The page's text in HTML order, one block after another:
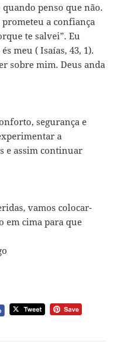
penso que não.
prometeu a confiança
te salvei”. Eu
meu ( Isaías, 43, 1).
sobre mim. Deus anda
segurança e
a
e assim continuar
vamos colocar-
em cima para que